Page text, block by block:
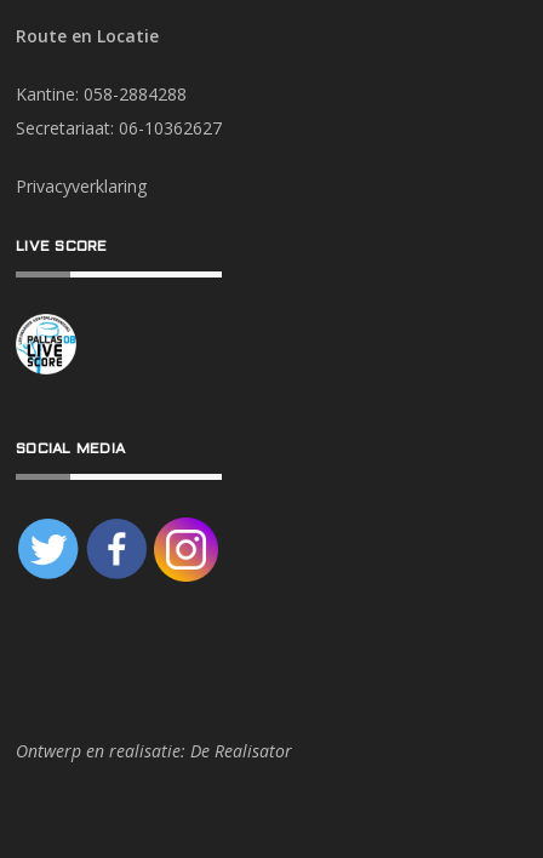
Route en Locatie
Kantine: 058-2884288
Secretariaat: 06-10362627
Privacyverklaring
LIVE SCORE
SOCIAL MEDIA
Ontwerp en realisatie: De Realisator